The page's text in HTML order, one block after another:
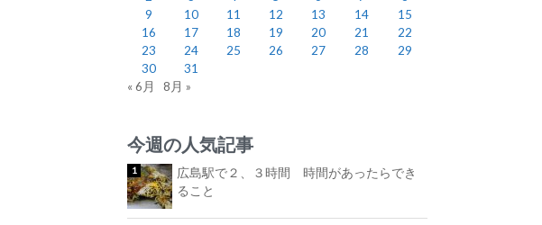
9
10 11 12 13 14
15
16
17 18 19 20 21
22
23
24 25 26 27 28
29
30
31
« 6月
8月 »
今週の人気記事
広島駅で２、３時間 時間があったらでき
ること